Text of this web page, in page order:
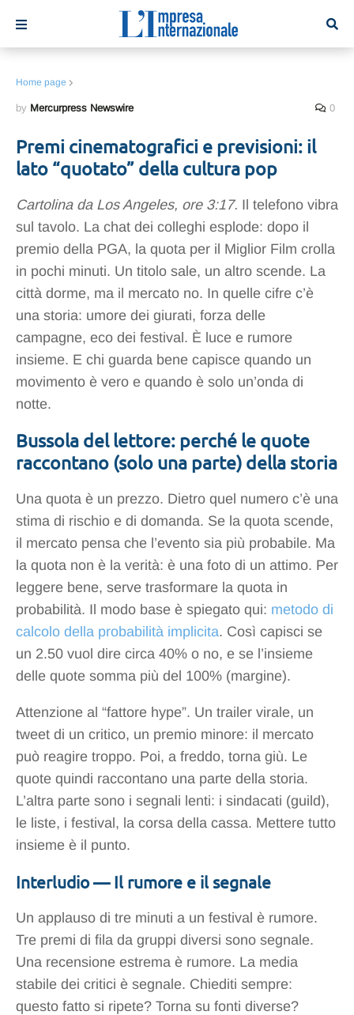
Home page
by Mercurpress Newswire 0
Premi cinematografici e previsioni: il
lato “quotato” della cultura pop
Cartolina da Los Angeles, ore 3:17. Il telefono vibra
sul tavolo. La chat dei colleghi esplode: dopo il
premio della PGA, la quota per il Miglior Film crolla
in pochi minuti. Un titolo sale, un altro scende. La
città dorme, ma il mercato no. In quelle cifre c’è
una storia: umore dei giurati, forza delle
campagne, eco dei festival. È luce e rumore
insieme. E chi guarda bene capisce quando un
movimento è vero e quando è solo un’onda di
notte.
Bussola del lettore: perché le quote
raccontano (solo una parte) della storia
Una quota è un prezzo. Dietro quel numero c’è una
stima di rischio e di domanda. Se la quota scende,
il mercato pensa che l’evento sia più probabile. Ma
la quota non è la verità: è una foto di un attimo. Per
leggere bene, serve trasformare la quota in
probabilità. Il modo base è spiegato qui: metodo di
calcolo della probabilità implicita. Così capisci se
un 2.50 vuol dire circa 40% o no, e se l’insieme
delle quote somma più del 100% (margine).
Attenzione al “fattore hype”. Un trailer virale, un
tweet di un critico, un premio minore: il mercato
può reagire troppo. Poi, a freddo, torna giù. Le
quote quindi raccontano una parte della storia.
L’altra parte sono i segnali lenti: i sindacati (guild),
le liste, i festival, la corsa della cassa. Mettere tutto
insieme è il punto.
Interludio — Il rumore e il segnale
Un applauso di tre minuti a un festival è rumore.
Tre premi di fila da gruppi diversi sono segnale.
Una recensione estrema è rumore. La media
stabile dei critici è segnale. Chiediti sempre:
questo fatto si ripete? Torna su fonti diverse?